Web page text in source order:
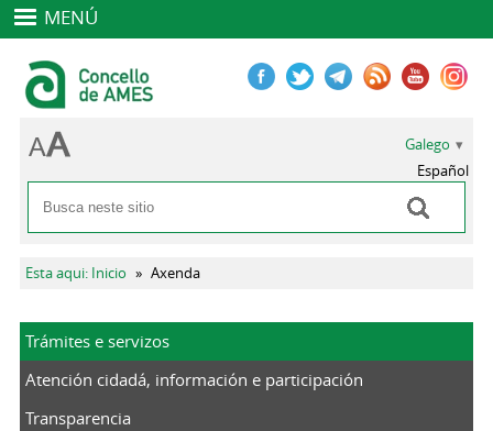
MENÚ
Formulario de busca
Buscar
Galego
Español
Vostede está aquí
Esta aqui: Inicio » Axenda
Trámites e servizos
Atención cidadá, información e participación
Transparencia